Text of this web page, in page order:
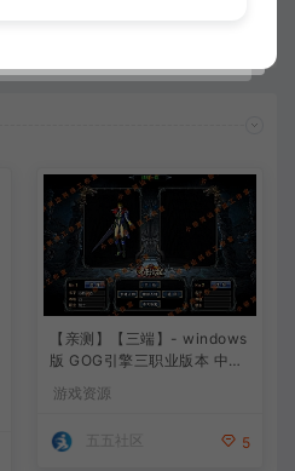
【亲测】【三端】- windows
版 GOG引擎三职业版本 中原
直接改IP即可进入游戏
游戏资源
五五社区 5